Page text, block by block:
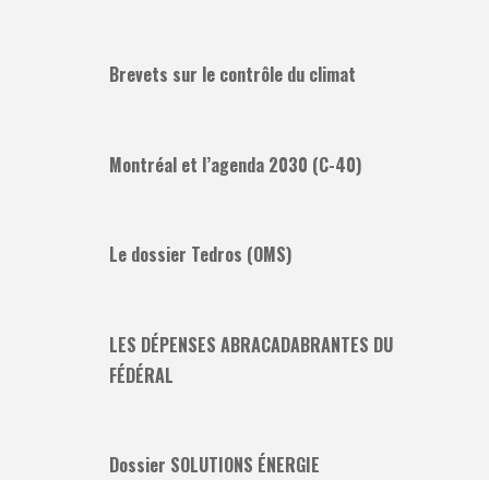
Brevets sur le contrôle du climat
Montréal et l’agenda 2030 (C-40)
Le dossier Tedros (OMS)
LES DÉPENSES ABRACADABRANTES DU
FÉDÉRAL
Dossier SOLUTIONS ÉNERGIE